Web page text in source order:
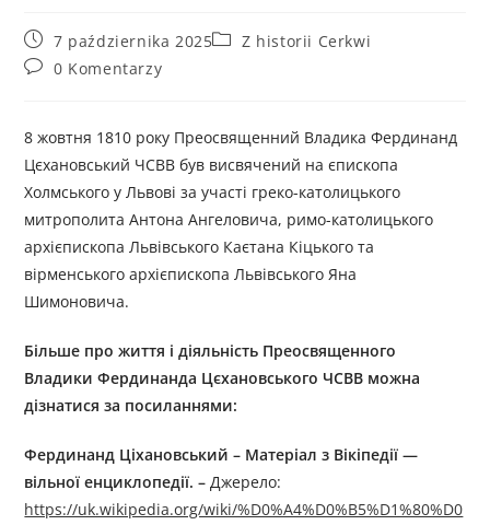
7 października 2025
Z historii Cerkwi
0 Komentarzy
8 жовтня 1810 року Преосвященний Владика Фердинанд
Цєхановський ЧСВВ був висвячений на єпископа
Холмського у Львові за участі греко-католицького
митрополита Антона Ангеловича, римо-католицького
архієпископа Львівського Каєтана Кіцького та
вірменського архієпископа Львівського Яна
Шимоновича.
Більше про життя і діяльність Преосвященного
ВладикиФердинанда Цєхановського ЧСВВ можна
дізнатися за посиланнями:
Фердинанд Ціхановський– Матеріал з Вікіпедії —
вільної енциклопедії. –Джерелo:
https://uk.wikipedia.org/wiki/%D0%A4%D0%B5%D1%80%D0